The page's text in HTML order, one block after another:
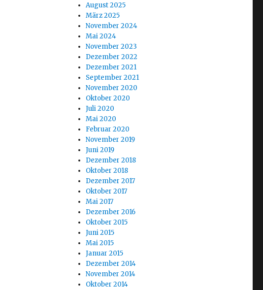
August 2025
März 2025
November 2024
Mai 2024
November 2023
Dezember 2022
Dezember 2021
September 2021
November 2020
Oktober 2020
Juli 2020
Mai 2020
Februar 2020
November 2019
Juni 2019
Dezember 2018
Oktober 2018
Dezember 2017
Oktober 2017
Mai 2017
Dezember 2016
Oktober 2015
Juni 2015
Mai 2015
Januar 2015
Dezember 2014
November 2014
Oktober 2014